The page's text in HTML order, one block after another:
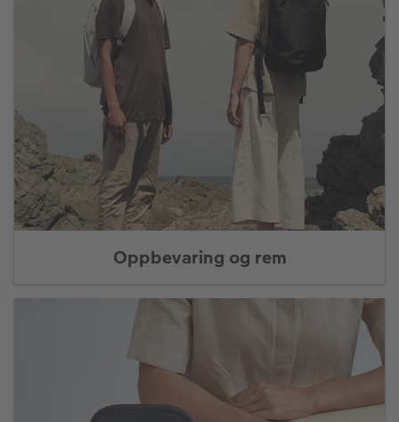
Oppbevaring og rem